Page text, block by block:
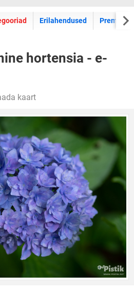
Erilahendused Premium
hortensia - e-
kaart